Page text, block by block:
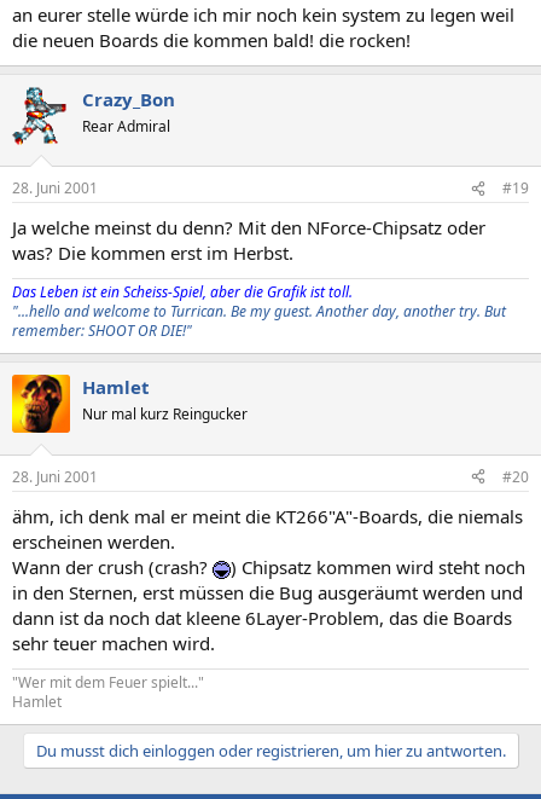
an eurer stelle würde ich mir noch kein system zu legen weil
die neuen Boards die kommen bald! die rocken!
Crazy_Bon
Rear Admiral
28. Juni 2001 #19
Ja welche meinst du denn? Mit den NForce-Chipsatz oder
was? Die kommen erst im Herbst.
Das Leben ist ein Scheiss-Spiel, aber die Grafik ist toll.
"...hello and welcome to Turrican. Be my guest. Another day, another try. But
remember: SHOOT OR DIE!"
Hamlet
Nur mal kurz Reingucker
28. Juni 2001 #20
ähm, ich denk mal er meint die KT266"A"-Boards, die niemals
erscheinen werden.
Wann der crush (crash?
) Chipsatz kommen wird steht noch
in den Sternen, erst müssen die Bug ausgeräumt werden und
dann ist da noch dat kleene 6Layer-Problem, das die Boards
sehr teuer machen wird.
"Wer mit dem Feuer spielt..."
Hamlet
Du musst dich einloggen oder registrieren, um hier zu antworten.